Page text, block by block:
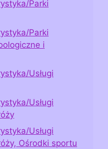
Parki
Parki
i
Usługi
Usługi
Usługi
Ośrodki sportu